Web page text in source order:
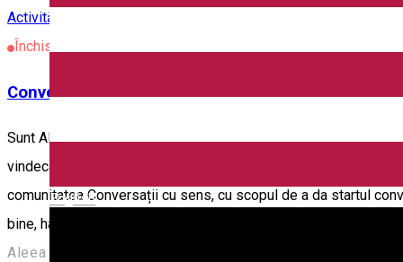
English
Activități în județul Sibiu
Închis
Conversații cu Sens - Cabinet Individual de
Sunt Alexandra Abrudean și sunt psiholog clinician,
vindecarea are loc atunci când există o legătură autentică
comunitatea Conversații cu sens, cu scopul de a da startul
bine, haide pe www.conversatiicusens.ro
Aleea Biruinței, Sibiu, Romania